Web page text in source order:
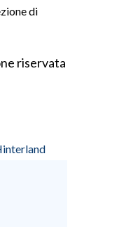
di
riservata